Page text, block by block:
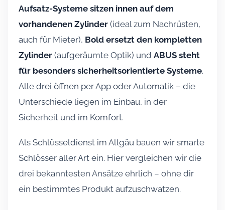
Aufsatz-Systeme sitzen innen auf dem
vorhandenen Zylinder(ideal zum Nachrüsten,
auch für Mieter), Bold ersetzt den kompletten
Zylinder(aufgeräumte Optik) und ABUS steht
für besonders sicherheitsorientierte Systeme.
Alle drei öffnen per App oder Automatik – die
Unterschiede liegen im Einbau, in der
Sicherheit und im Komfort.
Als Schlüsseldienst im Allgäu bauen wir smarte
Schlösser aller Art ein. Hier vergleichen wir die
drei bekanntesten Ansätze ehrlich – ohne dir
ein bestimmtes Produkt aufzuschwatzen.